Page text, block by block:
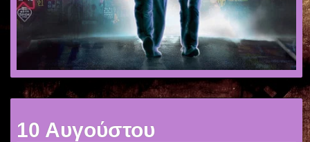
10 Αυγούστου